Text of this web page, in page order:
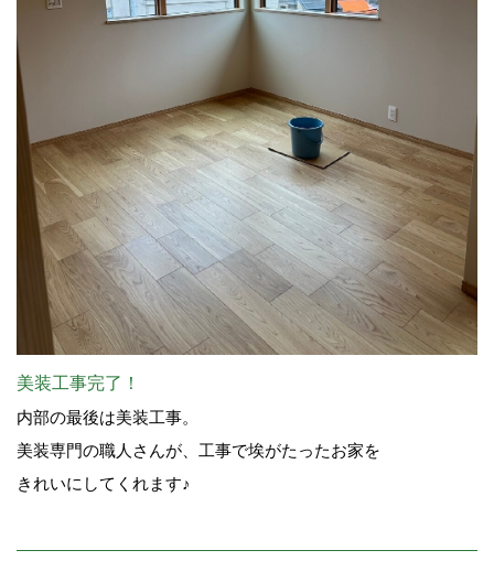
美装工事完了！
内部の最後は美装工事。
美装専門の職人さんが、工事で埃がたったお家を
きれいにしてくれます♪